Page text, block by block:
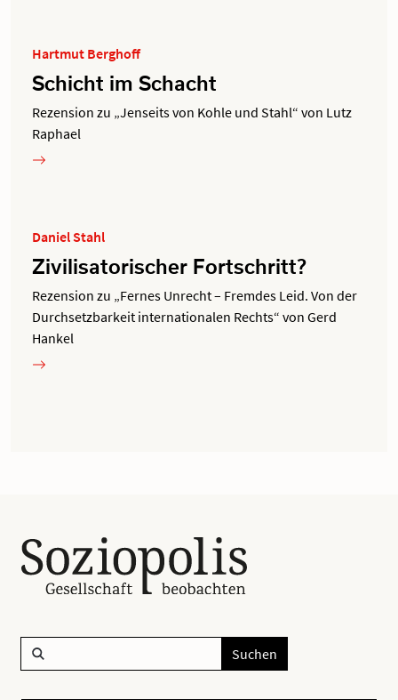
Hartmut Berghoff
Schicht im Schacht
Rezension zu „Jenseits von Kohle und Stahl“ von Lutz
Raphael
Daniel Stahl
Zivilisatorischer Fortschritt?
Rezension zu „Fernes Unrecht – Fremdes Leid. Von der
Durchsetzbarkeit internationalen Rechts“ von Gerd
Hankel
Suchen